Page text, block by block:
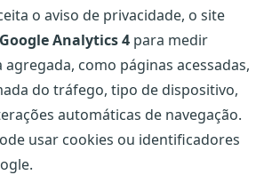
o aviso de privacidade, o site
Google Analytics 4 para medir
como páginas acessadas,
do tráfego, tipo de dispositivo,
automáticas de navegação.
usar cookies ou identificadores